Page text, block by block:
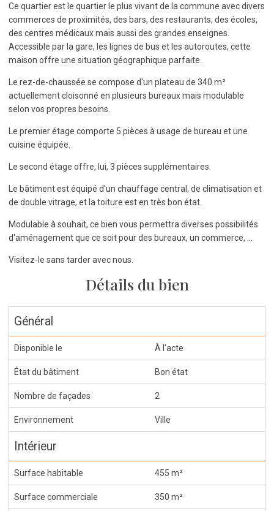
Ce quartier est le quartier le plus vivant de la commune avec divers
commerces de proximités, des bars, des restaurants, des écoles,
des centres médicaux mais aussi des grandes enseignes.
Accessible par la gare, les lignes de bus et les autoroutes, cette
maison offre une situation géographique parfaite.
Le rez-de-chaussée se compose d'un plateau de 340 m²
actuellement cloisonné en plusieurs bureaux mais modulable
selon vos propres besoins.
Le premier étage comporte 5 pièces à usage de bureau et une
cuisine équipée.
Le second étage offre, lui, 3 pièces supplémentaires.
Le bâtiment est équipé d'un chauffage central, de climatisation et
de double vitrage, et la toiture est en très bon état.
Modulable à souhait, ce bien vous permettra diverses possibilités
d'aménagement que ce soit pour des bureaux, un commerce, ...
Visitez-le sans tarder avec nous.
Détails du bien
Général
Disponible le À l'acte
État du bâtiment Bon état
Nombre de façades 2
Environnement Ville
Intérieur
Surface habitable 455 m²
Surface commerciale 350 m²